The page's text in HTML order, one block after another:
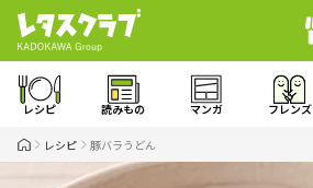
レシピ 読みもの マンガ フレンズ
レシピ 豚バラうどん